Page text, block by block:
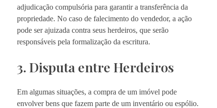
adjudicação compulsória para garantir a transferência da
propriedade. No caso de falecimento do vendedor, a ação
pode ser ajuizada contra seus herdeiros, que serão
responsáveis pela formalização da escritura.
3. Disputa entre Herdeiros
Em algumas situações, a compra de um imóvel pode
envolver bens que fazem parte de um inventário ou espólio.